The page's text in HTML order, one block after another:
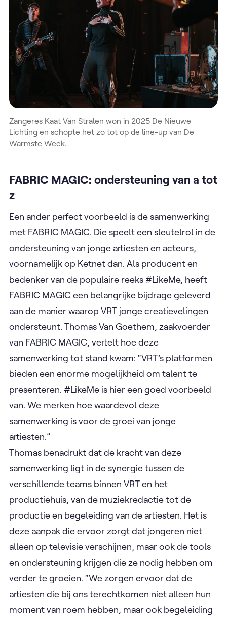
Zangeres Kaat Van Stralen won in 2025 De Nieuwe
Lichting en schopte het zo tot op de line-up van De
Warmste Week.
FABRIC MAGIC: ondersteuning van a tot
z
Een ander perfect voorbeeld is de samenwerking
met FABRIC MAGIC. Die speelt een sleutelrol in de
ondersteuning van jonge artiesten en acteurs,
voornamelijk op Ketnet dan. Als producent en
bedenker van de populaire reeks #LikeMe, heeft
FABRIC MAGIC een belangrijke bijdrage geleverd
aan de manier waarop VRT jonge creatievelingen
ondersteunt. Thomas Van Goethem, zaakvoerder
van FABRIC MAGIC, vertelt hoe deze
samenwerking tot stand kwam: “VRT’s platformen
bieden een enorme mogelijkheid om talent te
presenteren. #LikeMe is hier een goed voorbeeld
van. We merken hoe waardevol deze
samenwerking is voor de groei van jonge
artiesten.”
Thomas benadrukt dat de kracht van deze
samenwerking ligt in de synergie tussen de
verschillende teams binnen VRT en het
productiehuis, van de muziekredactie tot de
productie en begeleiding van de artiesten. Het is
deze aanpak die ervoor zorgt dat jongeren niet
alleen op televisie verschijnen, maar ook de tools
en ondersteuning krijgen die ze nodig hebben om
verder te groeien. “We zorgen ervoor dat de
artiesten die bij ons terechtkomen niet alleen hun
moment van roem hebben, maar ook begeleiding